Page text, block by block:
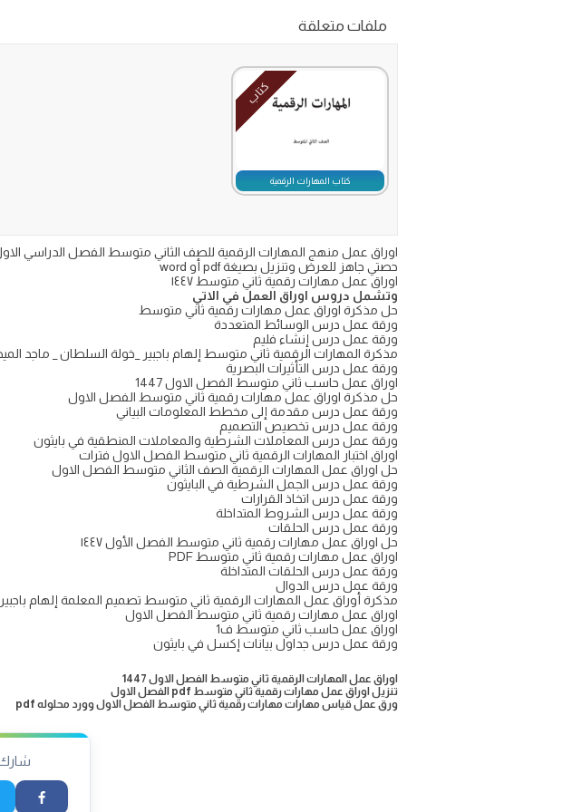
ملفات متعلقة
كتاب
كتاب المهارات الرقمية
حصتي جاهز للعرض وتنزيل بصيغة pdf أو word
اوراق عمل مهارات رقمية ثاني متوسط ١٤٤٧
وتشمل دروس اوراق العمل في الاتي
حل مذكرة اوراق عمل مهارات رقمية ثاني متوسط
ورقة عمل درس الوسائط المتعددة
ورقة عمل درس إنشاء فليم
مذكرة المهارات الرقمية ثاني متوسط إلهام باجبير _خولة السلطان _ ماجد
ورقة عمل درس التأثيرات البصرية
اوراق عمل حاسب ثاني متوسط الفصل الاول 1447
حل مذكرة اوراق عمل مهارات رقمية ثاني متوسط الفصل الاول
ورقة عمل درس مقدمة إلى مخطط المعلومات البياني
ورقة عمل درس تخصيص التصميم
ورقة عمل درس المعاملات الشرطية والمعاملات المنطقية في بايثون
اوراق اختبار المهارات الرقمية ثاني متوسط الفصل الاول فترات
حل اوراق عمل المهارات الرقمية الصف الثاني متوسط الفصل الاول
ورقة عمل درس الجمل الشرطية في البايثون
ورقة عمل درس اتخاذ القرارات
ورقة عمل درس الشروط المتداخلة
ورقة عمل درس الحلقات
حل اوراق عمل مهارات رقمية ثاني متوسط الفصل الأول ١٤٤٧
اوراق عمل مهارات رقمية ثاني متوسط PDF
ورقة عمل درس الحلقات المتداخلة
ورقة عمل درس الدوال
مذكرة أوراق عمل المهارات الرقمية ثاني متوسط تصميم المعلمة إلهام باجبير
اوراق عمل مهارات رقمية ثاني متوسط الفصل الاول
اوراق عمل حاسب ثاني متوسط ف1
ورقة عمل درس جداول بيانات إكسل في بايثون
اوراق عمل المهارات الرقمية ثاني متوسط الفصل الاول 1447
تنزيل اوراق عمل مهارات رقمية ثاني متوسط pdf الفصل الاول
ورق عمل قياس مهارات مهارات رقمية ثاني متوسط الفصل الاول وورد محلوله pdf
شارك